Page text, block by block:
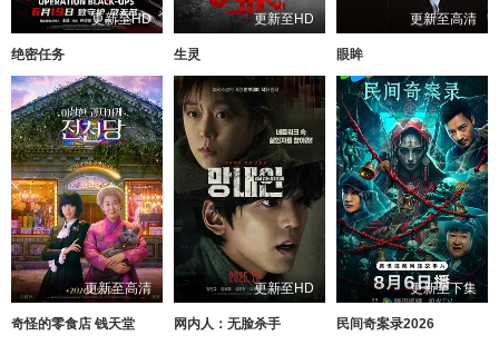
更新至HD
绝密任务
更新至HD
生灵
更新至高清
眼眸
更新至高清
奇怪的零食店 钱天堂
更新至HD
网内人：无脸杀手
更新至下集
民间奇案录2026